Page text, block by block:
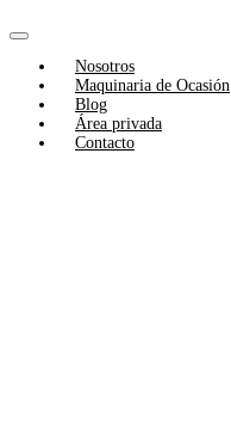
to
content
Navigation
Nosotros
Maquinaria de Ocasión
Blog
Área privada
Contacto